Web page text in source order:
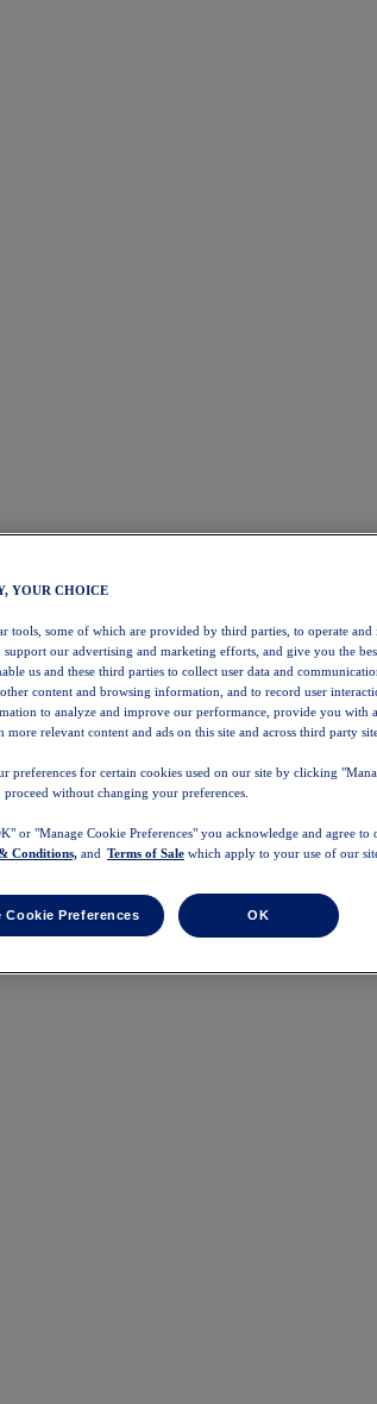
YOUR CHOICE
tools, some of which are provided by third parties, to operate
support our advertising and marketing efforts, and give you the
us and these third parties to collect user data and
content and browsing information, and to record user
to analyze and improve our performance, provide you with
relevant content and ads on this site and across third party
preferences for certain cookies used on our site by clicking
without changing your preferences.
or "Manage Cookie Preferences" you acknowledge and agree to
Conditions, and Terms of Sale which apply to your use of our
Cookie Preferences OK